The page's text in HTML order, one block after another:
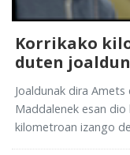
Korrikako
duten
Joaldunak dira
Maddalenek esan
kilometroan izango